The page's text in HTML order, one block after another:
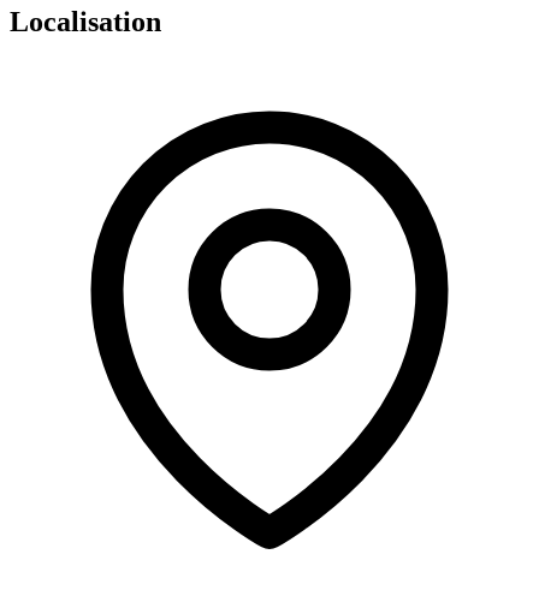
Localisation